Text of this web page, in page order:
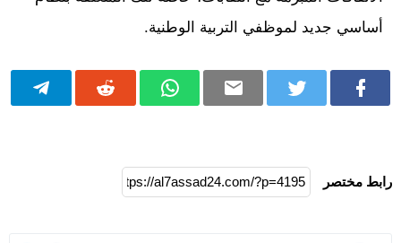
أساسي جديد لموظفي التربية الوطنية.
رابط مختصر